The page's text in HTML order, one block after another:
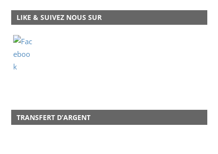
LIKE & SUIVEZ NOUS SUR
TRANSFERT D’ARGENT